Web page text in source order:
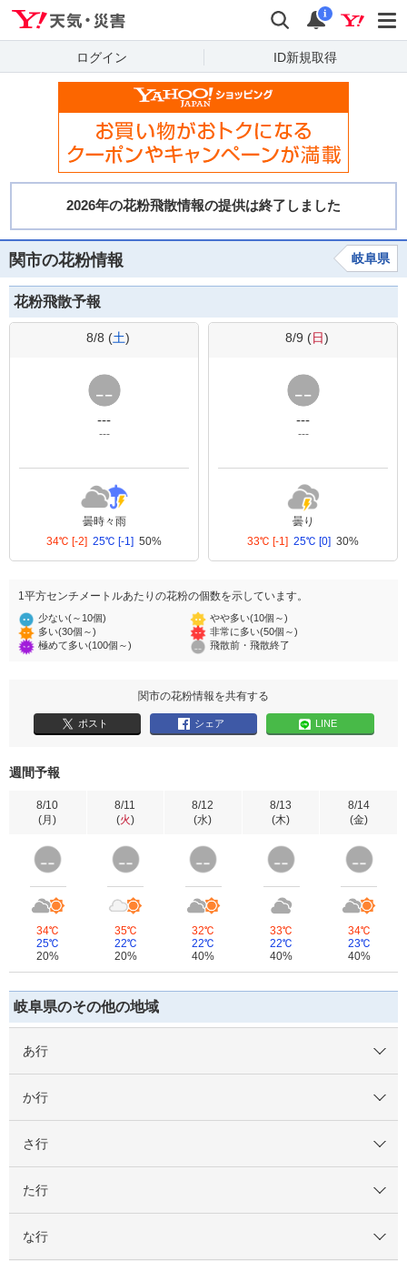
検索 通知
i
ログイン ID新規取得
関市の花粉情報 岐阜県
花粉飛散予報
8/8 (土)
---
---
曇時々雨
34℃ [-2] 25℃ [-1] 50%
8/9 (日)
---
---
曇り
33℃ [-1] 25℃ [0] 30%
1平方センチメートルあたりの花粉の個数を示しています。
少ない(～10個)
やや多い(10個～)
多い(30個～)
非常に多い(50個～)
極めて多い(100個～)
飛散前・飛散終了
関市の花粉情報を共有する
ポスト シェア LINE
週間予報
8/10
(月)
34℃
25℃
20%
8/11
(火)
35℃
22℃
20%
8/12
(水)
32℃
22℃
40%
8/13
(木)
33℃
22℃
40%
8/14
(金)
34℃
23℃
40%
岐阜県のその他の地域
あ行
か行
さ行
た行
な行